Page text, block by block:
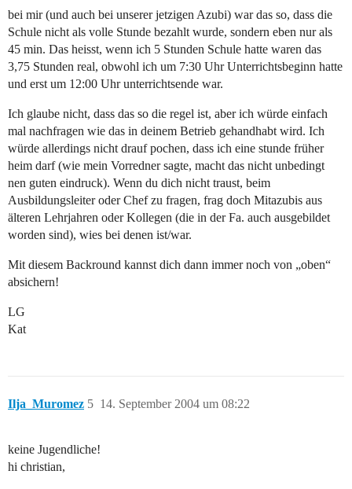
bei mir (und auch bei unserer jetzigen Azubi) war das so, dass die
Schule nicht als volle Stunde bezahlt wurde, sondern eben nur als
45 min. Das heisst, wenn ich 5 Stunden Schule hatte waren das
3,75 Stunden real, obwohl ich um 7:30 Uhr Unterrichtsbeginn hatte
und erst um 12:00 Uhr unterrichtsende war.
Ich glaube nicht, dass das so die regel ist, aber ich würde einfach
mal nachfragen wie das in deinem Betrieb gehandhabt wird. Ich
würde allerdings nicht drauf pochen, dass ich eine stunde früher
heim darf (wie mein Vorredner sagte, macht das nicht unbedingt
nen guten eindruck). Wenn du dich nicht traust, beim
Ausbildungsleiter oder Chef zu fragen, frag doch Mitazubis aus
älteren Lehrjahren oder Kollegen (die in der Fa. auch ausgebildet
worden sind), wies bei denen ist/war.
Mit diesem Backround kannst dich dann immer noch von „oben“
absichern!
LG
Kat
Ilja_Muromez 14. September 2004 um 08:22
5
keine Jugendliche!
hi christian,